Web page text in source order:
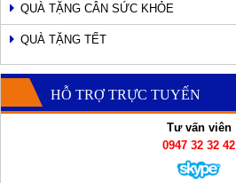
QUÀ TẶNG CÂN SỨC KHỎE
QUÀ TẶNG TẾT
HỖ TRỢ TRỰC TUYẾN
Tư vấn viên
0947 32 32 42